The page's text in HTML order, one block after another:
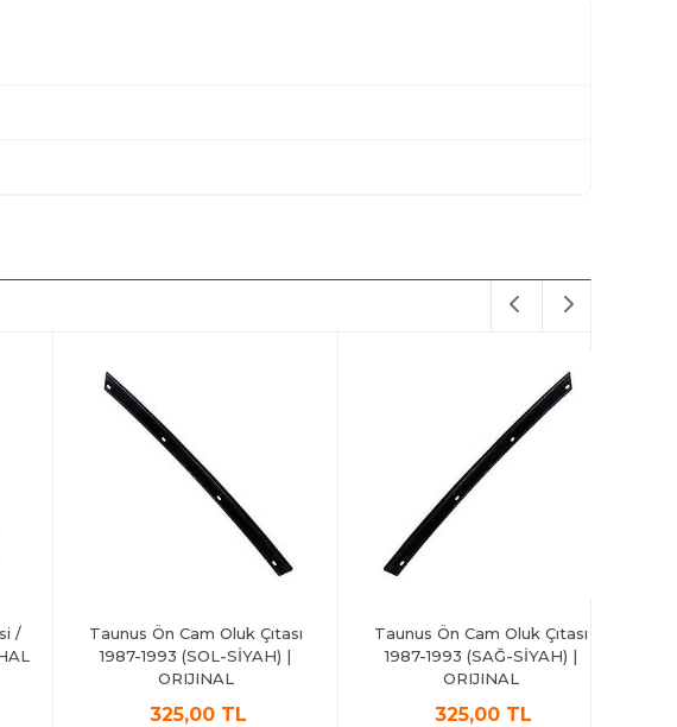
Taunus Ön Cam Oluk Çıtası
1987-1993 (SOL-SİYAH) |
ORIJINAL
325,00 TL
Taunus Ön Cam Oluk Çıtası
1987-1993 (SAĞ-SİYAH) |
ORIJINAL
325,00 TL